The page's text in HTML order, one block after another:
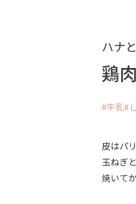
ハナ
鶏
牛乳
皮はパ
玉ねぎ
焼いて